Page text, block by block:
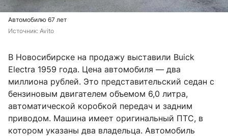
Автомобилю 67 лет
Источник: Avito
В Новосибирске на продажу выставили Buick
Electra 1959 года. Цена автомобиля — два
миллиона рублей. Это представительский седан с
бензиновым двигателем объемом 6,0 литра,
автоматической коробкой передач и задним
приводом. Машина имеет оригинальный ПТС, в
котором указаны два владельца. Автомобиль